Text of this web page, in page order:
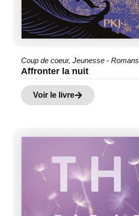
Coup de coeur, Jeunesse - Romans
Affronter la nuit
Voir le livre